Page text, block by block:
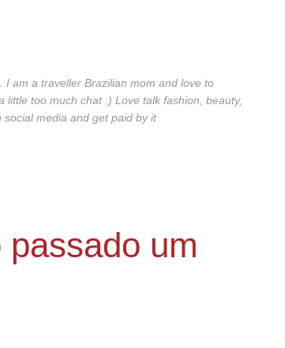
am a traveller Brazilian mom and love to
too much chat :) Love talk fashion, beauty,
media and get paid by it
um